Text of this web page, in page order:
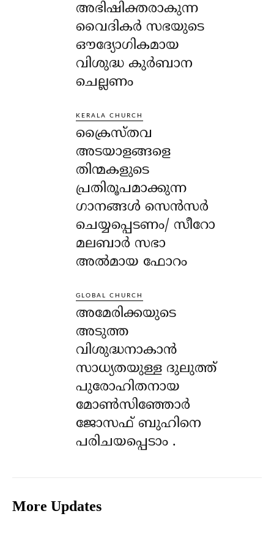
അഭിഷിക്തരാകുന്ന
വൈദികർ സഭയുടെ
ഔദ്യോഗികമായ
വിശുദ്ധ കുർബാന
ചെല്ലണം
KERALA CHURCH
ക്രൈസ്തവ
അടയാളങ്ങളെ
തിന്മകളുടെ
പ്രതിരൂപമാക്കുന്ന
ഗാനങ്ങൾ സെൻസർ
ചെയ്യപ്പെടണം/ സീറോ
മലബാർ സഭാ
അൽമായ ഫോറം
GLOBAL CHURCH
അമേരിക്കയുടെ
അടുത്ത
വിശുദ്ധനാകാൻ
സാധ്യതയുള്ള ദുലുത്ത്
പുരോഹിതനായ
മോൺസിഞ്ഞോർ
ജോസഫ് ബുഹിനെ
പരിചയപ്പെടാം .
More Updates